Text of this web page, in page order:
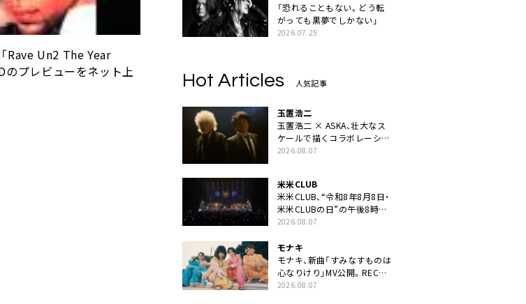
Rave Un2 The Year
のプレビューをネット上
「恐れることもない。どう転
がっても黒夢でしかない」
2026.07.25
Hot Articles 人気記事
玉置浩二
玉置浩二 × ASKA、壮大なス
ケールで描くコラボレーショ
ン曲「音銀河」リリース決定。
2026.08.07
米米CLUB
米米CLUB、“令和8年8月8日・
米米CLUBの日”の午後8時に
40周年ライブより「FANtachy
2026.08.07
モナキ
モナキ、新曲「すみなすものは
心なりけり」MV公開。RECの
ギターにEvery Little Thing・
2026.08.07